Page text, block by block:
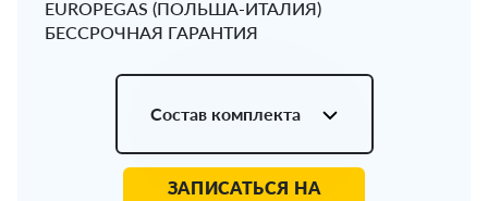
EUROPEGAS (ПОЛЬША-ИТАЛИЯ)
БЕССРОЧНАЯ ГАРАНТИЯ
Состав комплекта
ЗАПИСАТЬСЯ НА